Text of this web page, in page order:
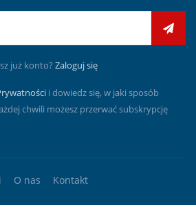
już konto? Zaloguj się
i dowiedz się, w jaki sposób
chwili możesz przerwać subskrypcję
O nas Kontakt